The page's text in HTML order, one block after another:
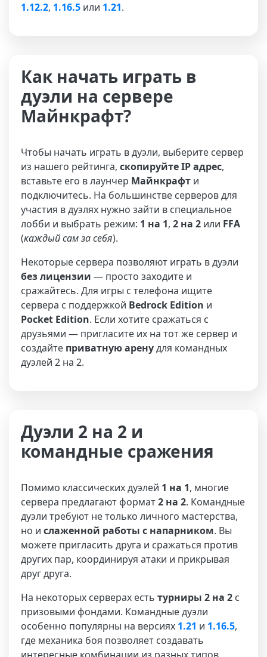
1.12.2, 1.16.5 или 1.21.
Как начать играть в
дуэли на сервере
Майнкрафт?
Чтобы начать играть в дуэли, выберите сервер
из нашего рейтинга, скопируйте IP адрес,
вставьте его в лаунчер Майнкрафт и
подключитесь. На большинстве серверов для
участия в дуэлях нужно зайти в специальное
лобби и выбрать режим: 1 на 1, 2 на 2 или FFA
(каждый сам за себя).
Некоторые сервера позволяют играть в дуэли
без лицензии — просто заходите и
сражайтесь. Для игры с телефона ищите
сервера с поддержкой Bedrock Edition и
Pocket Edition. Если хотите сражаться с
друзьями — пригласите их на тот же сервер и
создайте приватную аренудля командных
дуэлей 2 на 2.
Дуэли 2 на 2 и
командные сражения
Помимо классических дуэлей 1 на 1, многие
сервера предлагают формат2 на 2. Командные
дуэли требуют не только личного мастерства,
но и слаженной работы с напарником. Вы
можете пригласить друга и сражаться против
других пар, координируя атаки и прикрывая
друг друга.
На некоторых серверах есть турниры 2 на 2 с
призовыми фондами. Командные дуэли
особенно популярны на версиях 1.21 и 1.16.5,
где механика боя позволяет создавать